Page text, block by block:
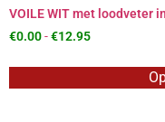
VOILE WIT met loodveter
€0.00-€12.95